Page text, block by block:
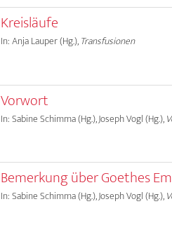
Kreisläufe
In: Anja Lauper (Hg.),Transfusionen
Vorwort
In: Sabine Schimma (Hg.), Joseph Vogl (Hg.),
Bemerkung über Goethes
In: Sabine Schimma (Hg.), Joseph Vogl (Hg.),